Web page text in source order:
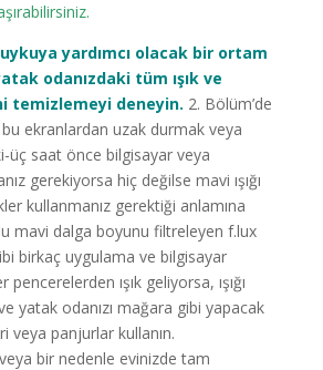
uykuya yardımcı olacak bir ortam
odanızdaki tüm ışık ve
temizlemeyi deneyin. 2. Bölüm’de
bu ekranlardan uzak durmak veya
üç saat önce bilgisayar veya
gerekiyorsa hiç değilse mavi ışığı
kullanmanız gerektiği anlamına
mavi dalga boyunu filtreleyen f.lux
birkaç uygulama ve bilgisayar
pencerelerden ışık geliyorsa, ışığı
yatak odanızı mağara gibi yapacak
veya panjurlar kullanın.
bir nedenle evinizde tam